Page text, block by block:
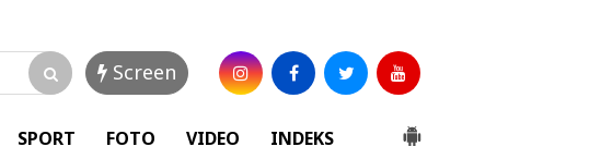
Screen
SPORT FOTO VIDEO INDEKS